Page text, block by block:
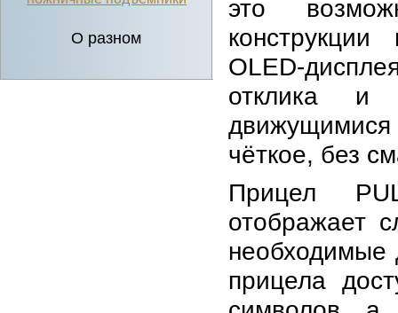
О разном
это
конструкции
OLED-
отклика и
чёткое, без
Прицел
отображает
необходимые
прицела